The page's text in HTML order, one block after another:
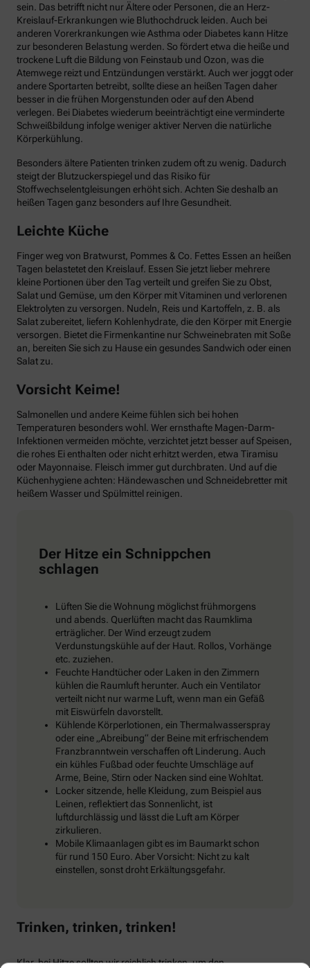
sein. Das betrifft nicht nur Ältere oder Personen, die an Herz-
Kreislauf-Erkrankungen wie Bluthochdruck leiden. Auch bei
anderen Vorerkrankungen wie Asthma oder Diabetes kann Hitze
zur besonderen Belastung werden. So fördert etwa die heiße und
trockene Luft die Bildung von Feinstaub und Ozon, was die
Atemwege reizt und Entzündungen verstärkt. Auch wer joggt oder
andere Sportarten betreibt, sollte diese an heißen Tagen daher
besser in die frühen Morgenstunden oder auf den Abend
verlegen. Bei Diabetes wiederum beeinträchtigt eine verminderte
Schweißbildung infolge weniger aktiver Nerven die natürliche
Körperkühlung.
Besonders ältere Patienten trinken zudem oft zu wenig. Dadurch
steigt der Blutzuckerspiegel und das Risiko für
Stoffwechselentgleisungen erhöht sich. Achten Sie deshalb an
heißen Tagen ganz besonders auf Ihre Gesundheit.
Leichte Küche
Finger weg von Bratwurst, Pommes & Co. Fettes Essen an heißen
Tagen belastetet den Kreislauf. Essen Sie jetzt lieber mehrere
kleine Portionen über den Tag verteilt und greifen Sie zu Obst,
Salat und Gemüse, um den Körper mit Vitaminen und verlorenen
Elektrolyten zu versorgen. Nudeln, Reis und Kartoffeln, z. B. als
Salat zubereitet, liefern Kohlenhydrate, die den Körper mit Energie
versorgen. Bietet die Firmenkantine nur Schweinebraten mit Soße
an, bereiten Sie sich zu Hause ein gesundes Sandwich oder einen
Salat zu.
Vorsicht Keime!
Salmonellen und andere Keime fühlen sich bei hohen
Temperaturen besonders wohl. Wer ernsthafte Magen-Darm-
Infektionen vermeiden möchte, verzichtet jetzt besser auf Speisen,
die rohes Ei enthalten oder nicht erhitzt werden, etwa Tiramisu
oder Mayonnaise. Fleisch immer gut durchbraten. Und auf die
Küchenhygiene achten: Händewaschen und Schneidebretter mit
heißem Wasser und Spülmittel reinigen.
Der Hitze ein Schnippchen
schlagen
Lüften Sie die Wohnung möglichst frühmorgens
und abends. Querlüften macht das Raumklima
erträglicher. Der Wind erzeugt zudem
Verdunstungskühle auf der Haut. Rollos, Vorhänge
etc. zuziehen.
Feuchte Handtücher oder Laken in den Zimmern
kühlen die Raumluft herunter. Auch ein Ventilator
verteilt nicht nur warme Luft, wenn man ein Gefäß
mit Eiswürfeln davorstellt.
Kühlende Körperlotionen, ein Thermalwasserspray
oder eine „Abreibung“ der Beine mit erfrischendem
Franzbranntwein verschaffen oft Linderung. Auch
ein kühles Fußbad oder feuchte Umschläge auf
Arme, Beine, Stirn oder Nacken sind eine Wohltat.
Locker sitzende, helle Kleidung, zum Beispiel aus
Leinen, reflektiert das Sonnenlicht, ist
luftdurchlässig und lässt die Luft am Körper
zirkulieren.
Mobile Klimaanlagen gibt es im Baumarkt schon
für rund 150 Euro. Aber Vorsicht: Nicht zu kalt
einstellen, sonst droht Erkältungsgefahr.
Trinken, trinken, trinken!
Klar, bei Hitze sollten wir reichlich trinken, um den